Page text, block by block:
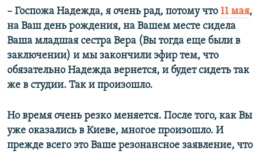
– Госпожа Надежда, я очень рад, потому что 11 мая,
на Ваш день рождения, на Вашем месте сидела
Ваша младшая сестра Вера (Вы тогда еще были в
заключении) и мы закончили эфир тем, что
обязательно Надежда вернется, и будет сидеть так
же в студии. Так и произошло.
Но время очень резко меняется. После того, как Вы
уже оказались в Киеве, многое произошло. И
прежде всего это Ваше резонансное заявление, что